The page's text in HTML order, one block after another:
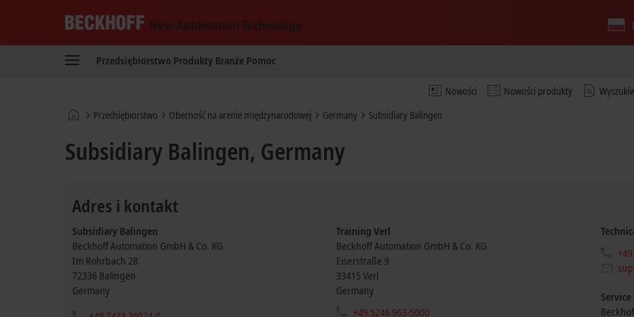
New
Przedsiębiorstwo Produkty Branże Pomoc
Nowości Nowości produkty
Strona Przedsiębiorstwo Obecność na arenie międzynarodowej Germany Subsidiary Balingen
Subsidiary Balingen, Germany
Adres i kontakt
Subsidiary Balingen
Beckhoff Automation GmbH & Co. KG
Im Rohrbach 28
72336 Balingen
Germany
Training Verl
Beckhoff Automation GmbH & Co. KG
Eiserstraße 9
33415 Verl
Germany
+49 5246 963-5000
Service